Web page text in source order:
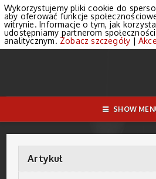
SHOW
Artykuł
Wykorzystujemy pliki cookie do
aby oferować funkcje
witrynie. Informacje o tym, jak
udostępniamy partnerom
analitycznym. Zobacz szczegóły |